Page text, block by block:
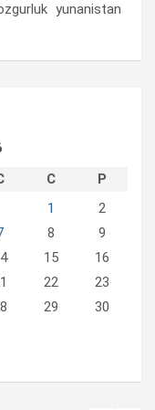
yunanistan
C
P
1
2
8
9
15
16
22
23
29
30